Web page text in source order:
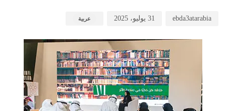
ebda3atarabia 31 يوليو، 2025 عربية